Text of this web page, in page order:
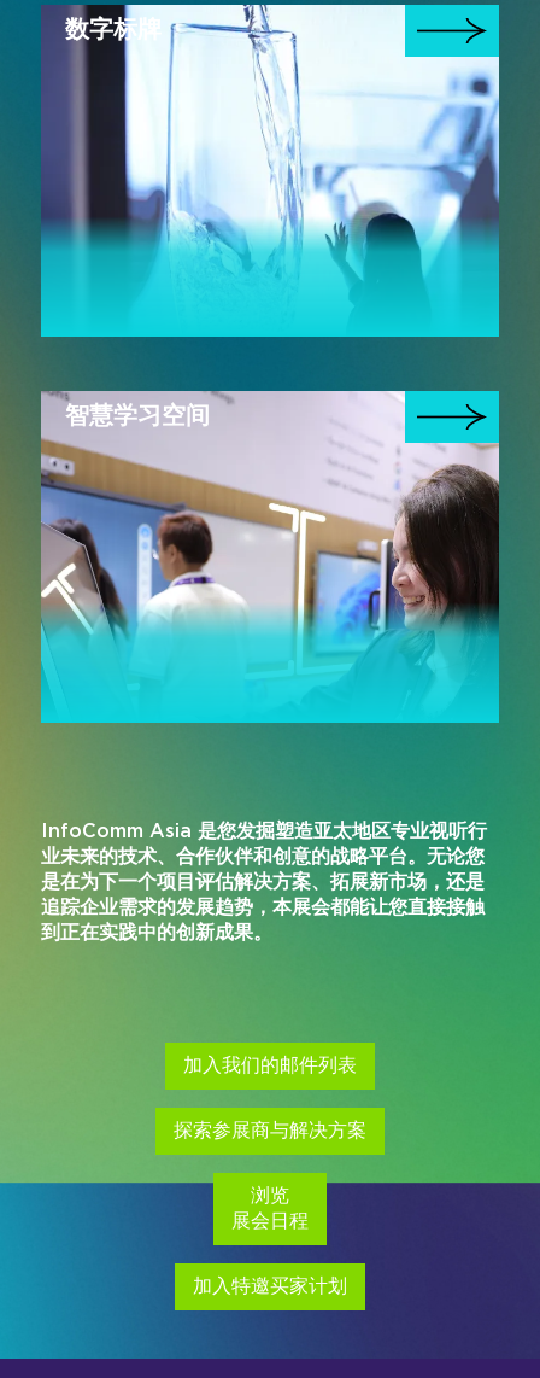
数字标牌
智慧学习空间
InfoComm Asia 是您发掘塑造亚太地区专业视听行
业未来的技术、合作伙伴和创意的战略平台。无论您
是在为下一个项目评估解决方案、拓展新市场，还是
追踪企业需求的发展趋势，本展会都能让您直接接触
到正在实践中的创新成果。
加入我们的邮件列表
探索参展商与解决方案
浏览
展会日程
加入特邀买家计划